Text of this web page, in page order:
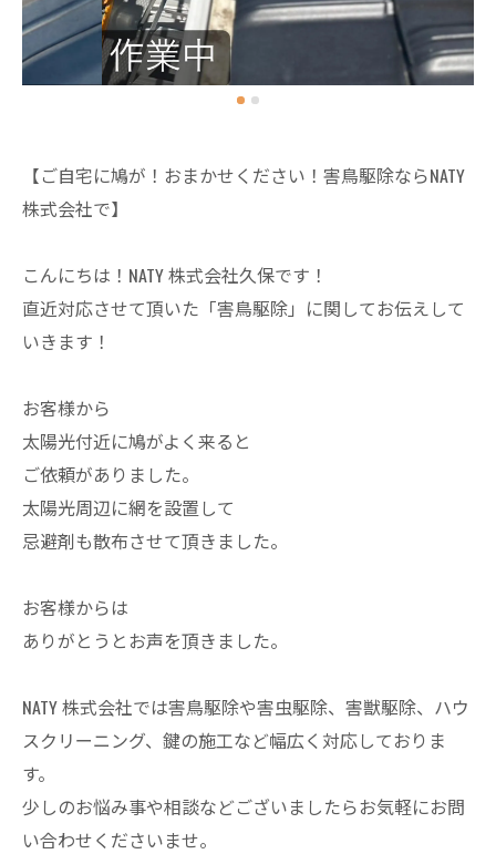
【ご自宅に鳩が！おまかせください！害鳥駆除ならNATY
株式会社で】
こんにちは！NATY 株式会社久保です！
直近対応させて頂いた「害鳥駆除」に関してお伝えして
いきます！
お客様から
太陽光付近に鳩がよく来ると
ご依頼がありました。
太陽光周辺に網を設置して
忌避剤も散布させて頂きました。
お客様からは
ありがとうとお声を頂きました。
NATY 株式会社では害鳥駆除や害虫駆除、害獣駆除、ハウ
スクリーニング、鍵の施工など幅広く対応しておりま
す。
少しのお悩み事や相談などございましたらお気軽にお問
い合わせくださいませ。